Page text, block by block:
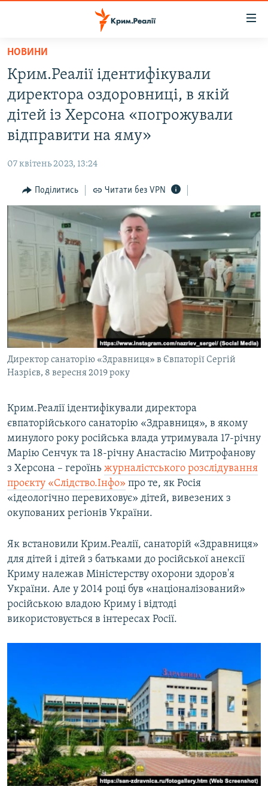
Перейти
основного
матеріалу
Перейти
до
основної
Перейти
пошуку
ВОДА.КРИМ
ВІДЕО ТА ФОТО
ПОЛІТИКА
ІНТЕРВ'Ю
ВСЕ ЗА ДЕНЬ
СПЕЦПРОЕКТИ
ДЕПОРТАЦІЯ
ВІДЕОУРОКИ «ELIFBE»
СВІДЧЕННЯ ОКУПАЦІЇ
УКРАЇНСЬКА ПРОБЛЕМА КРИМУ
ІНФОГРАФІКА
ЯК ОБІЙТИ БЛОКУВАННЯ
Русский
Qırımtatar
ДОЛУЧАЙСЯ!
НОВИНИ
Крим.Реалії ідентифікували
директора оздоровниці, в якій
дітей із Херсона «погрожували
відправити на яму»
07 квітень 2023, 13:24
Поділитись Читати без VPN
Директор санаторію «Здравниця» в Євпаторії Сергій
Назрієв, 8 вересня 2019 року
Крим.Реалії ідентифікували директора
євпаторійського санаторію «Здравниця», в якому
минулого року російська влада утримувала 17-річну
Марію Сенчук та 18-річну Анастасію Митрофанову
з Херсона – героїнь журналістського розслідування
проєкту «Слідство.Інфо» про те, як Росія
«ідеологічно перевиховує» дітей, вивезених з
окупованих регіонів України.
Як встановили Крим.Реалії, санаторій «Здравниця»
для дітей і дітей з батьками до російської анексії
Криму належав Міністерству охорони здоров'я
України. Але у 2014 році був «націоналізований»
російською владою Криму і відтоді
використовується в інтересах Росії.